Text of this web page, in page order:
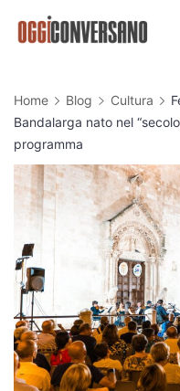
Home Blog Cultura
Bandalarga nato nel
programma